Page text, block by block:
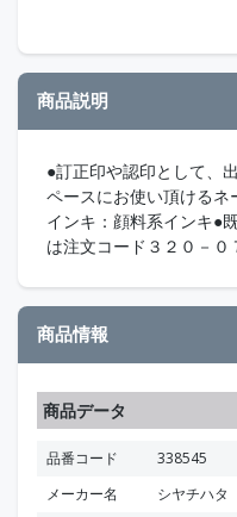
商品説明
●訂正印や認印として、
ペースにお使い頂ける
インキ：顔料系インキ●
は注文コード３２０－０
商品情報
商品データ
品番コード
338545
メーカー名
シヤチハタ